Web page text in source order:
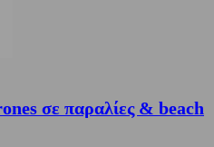
σε παραλίες & beach